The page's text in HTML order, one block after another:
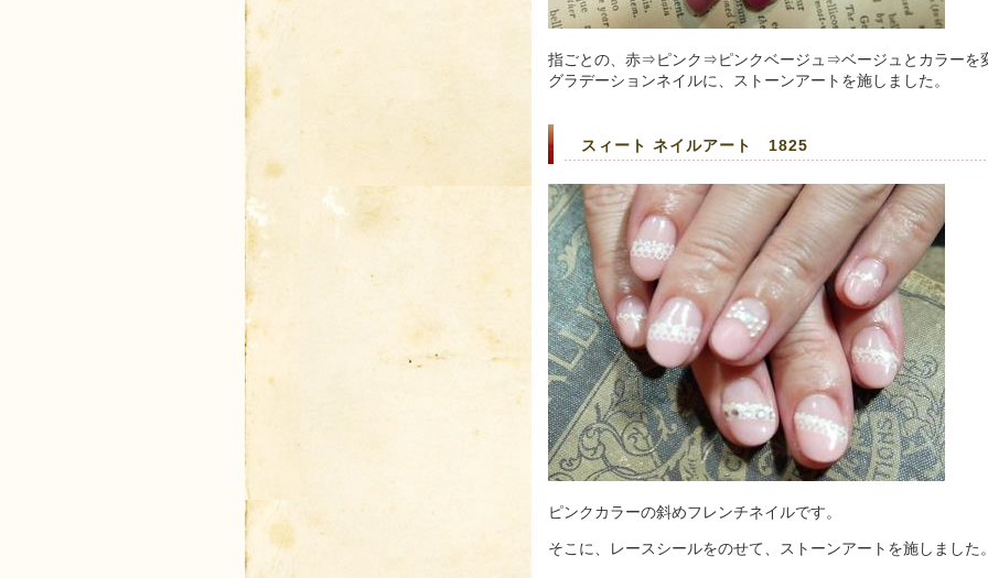
指ごとの、赤⇒ピンク⇒ピンクベージュ⇒ベージュとカラーを
グラデーションネイルに、ストーンアートを施しました。
スィート ネイルアート 1825
ピンクカラーの斜めフレンチネイルです。
そこに、レースシールをのせて、ストーンアートを施しました